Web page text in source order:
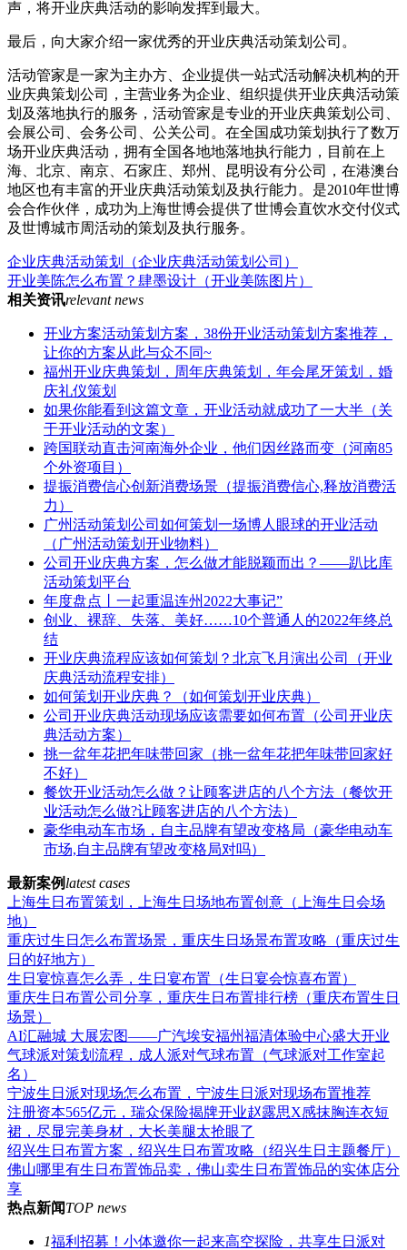
声，将开业庆典活动的影响发挥到最大。
最后，向大家介绍一家优秀的开业庆典活动策划公司。
活动管家是一家为主办方、企业提供一站式活动解决机构的开
业庆典策划公司，主营业务为企业、组织提供开业庆典活动策
划及落地执行的服务，活动管家是专业的开业庆典策划公司、
会展公司、会务公司、公关公司。在全国成功策划执行了数万
场开业庆典活动，拥有全国各地地落地执行能力，目前在上
海、北京、南京、石家庄、郑州、昆明设有分公司，在港澳台
地区也有丰富的开业庆典活动策划及执行能力。是2010年世博
会合作伙伴，成功为上海世博会提供了世博会直饮水交付仪式
及世博城市周活动的策划及执行服务。
企业庆典活动策划（企业庆典活动策划公司）
开业美陈怎么布置？肆墨设计（开业美陈图片）
相关资讯relevant news
开业方案活动策划方案，38份开业活动策划方案推荐，
让你的方案从此与众不同~
福州开业庆典策划，周年庆典策划，年会尾牙策划，婚
庆礼仪策划
如果你能看到这篇文章，开业活动就成功了一大半（关
于开业活动的文案）
跨国联动直击河南海外企业，他们因丝路而变（河南85
个外资项目）
提振消费信心创新消费场景（提振消费信心,释放消费活
力）
广州活动策划公司如何策划一场博人眼球的开业活动
（广州活动策划开业物料）
公司开业庆典方案，怎么做才能脱颖而出？——趴比库
活动策划平台
年度盘点丨一起重温连州2022大事记”
创业、裸辞、失落、美好……10个普通人的2022年终总
结
开业庆典流程应该如何策划？北京飞月演出公司（开业
庆典活动流程安排）
如何策划开业庆典？（如何策划开业庆典）
公司开业庆典活动现场应该需要如何布置（公司开业庆
典活动方案）
挑一盆年花把年味带回家（挑一盆年花把年味带回家好
不好）
餐饮开业活动怎么做？让顾客进店的八个方法（餐饮开
业活动怎么做?让顾客进店的八个方法）
豪华电动车市场，自主品牌有望改变格局（豪华电动车
市场,自主品牌有望改变格局对吗）
最新案例 latest cases
上海生日布置策划，上海生日场地布置创意（上海生日会场
地）
重庆过生日怎么布置场景，重庆生日场景布置攻略（重庆过生
日的好地方）
生日宴惊喜怎么弄，生日宴布置（生日宴会惊喜布置）
重庆生日布置公司分享，重庆生日布置排行榜（重庆布置生日
场景）
AI汇融城 大展宏图——广汽埃安福州福清体验中心盛大开业
气球派对策划流程，成人派对气球布置（气球派对工作室起
名）
宁波生日派对现场怎么布置，宁波生日派对现场布置推荐
注册资本565亿元，瑞众保险揭牌开业赵露思X感抹胸连衣短
裙，尽显完美身材，大长美腿太抢眼了
绍兴生日布置方案，绍兴生日布置攻略（绍兴生日主题餐厅）
佛山哪里有生日布置饰品卖，佛山卖生日布置饰品的实体店分
享
热点新闻TOP news
1福利招募！小体邀你一起来高空探险，共享生日派对